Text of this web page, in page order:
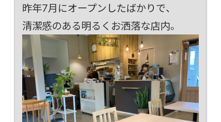
昨年7月にオープンしたばかりで、
清潔感のある明るくお洒落な店内。